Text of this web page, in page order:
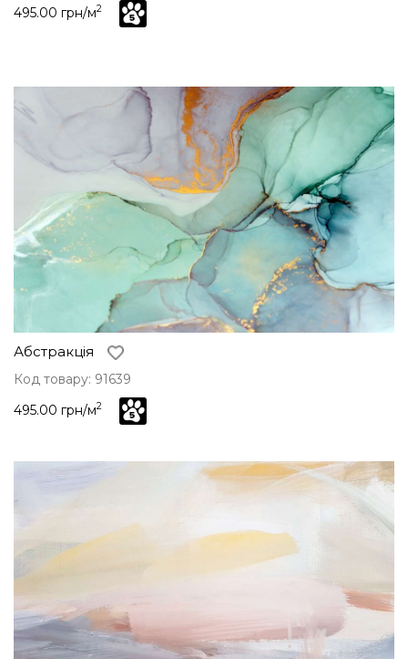
495.00 грн/м2
Абстракція
Код товару: 91639
495.00 грн/м2